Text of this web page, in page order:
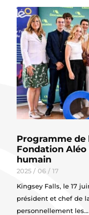
Programme de
Fondation
humain
2025 / 06 / 17
Kingsey Falls, le 17
président et chef de
personnellement les...